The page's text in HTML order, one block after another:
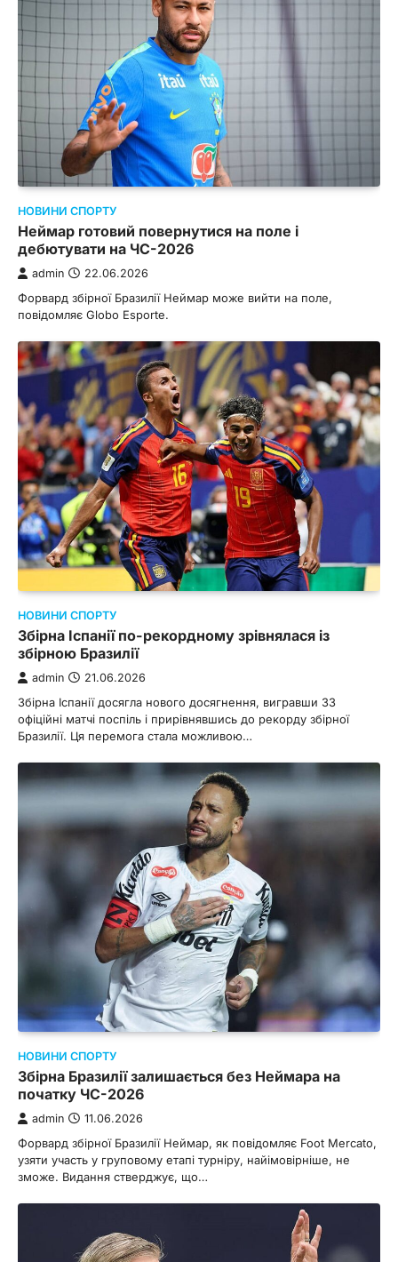
НОВИНИ СПОРТУ
Неймар готовий повернутися на поле і
дебютувати на ЧС-2026
admin 22.06.2026
Форвард збірної Бразилії Неймар може вийти на поле,
повідомляє Globo Esporte.
НОВИНИ СПОРТУ
Збірна Іспанії по-рекордному зрівнялася із
збірною Бразилії
admin 21.06.2026
Збірна Іспанії досягла нового досягнення, вигравши 33
офіційні матчі поспіль і прирівнявшись до рекорду збірної
Бразилії. Ця перемога стала можливою…
НОВИНИ СПОРТУ
Збірна Бразилії залишається без Неймара на
початку ЧС-2026
admin 11.06.2026
Форвард збірної Бразилії Неймар, як повідомляє Foot Mercato,
узяти участь у груповому етапі турніру, найімовірніше, не
зможе. Видання стверджує, що…